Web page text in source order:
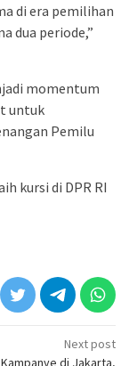
di era pemilihan
dua periode,”
momentum
untuk
Pemilu
kursi di DPR RI
Next post
di Jakarta,